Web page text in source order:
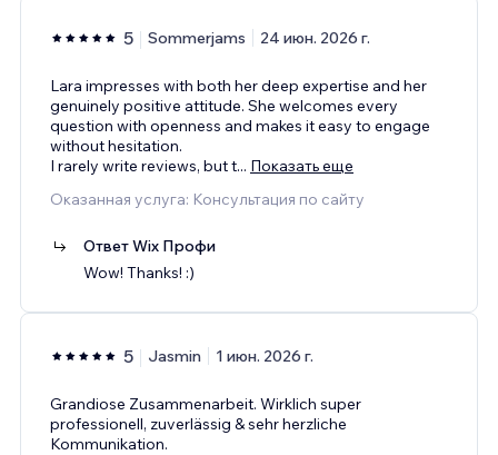
5 Sommerjams 24 июн. 2026 г.
Lara impresses with both her deep expertise and her
genuinely positive attitude. She welcomes every
question with openness and makes it easy to engage
without hesitation.
I rarely write reviews, but t... Показать еще
Оказанная услуга: Консультация по сайту
Ответ Wix Профи
Wow! Thanks! :)
5 Jasmin 1 июн. 2026 г.
Grandiose Zusammenarbeit. Wirklich super
professionell, zuverlässig & sehr herzliche
Kommunikation.